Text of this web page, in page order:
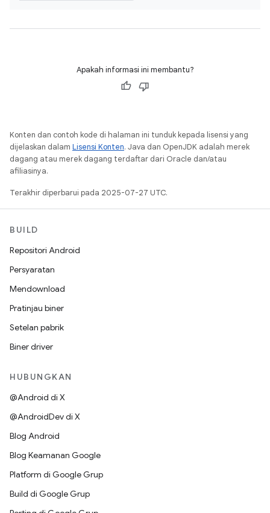
Apakah informasi ini membantu?
Konten dan contoh kode di halaman ini tunduk kepada lisensi yang
dijelaskan dalam Lisensi Konten. Java dan OpenJDK adalah merek
dagang atau merek dagang terdaftar dari Oracle dan/atau
afiliasinya.
Terakhir diperbarui pada 2025-07-27 UTC.
BUILD
Repositori Android
Persyaratan
Mendownload
Pratinjau biner
Setelan pabrik
Biner driver
HUBUNGKAN
@Android di X
@AndroidDev di X
Blog Android
Blog Keamanan Google
Platform di Google Grup
Build di Google Grup